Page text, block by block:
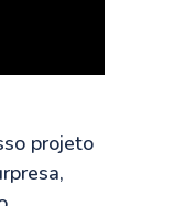
projeto